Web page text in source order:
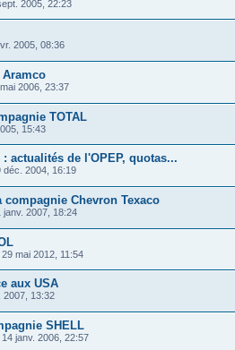
2005, 22:23
2005, 08:36
Aramco
2006, 23:37
TOTAL
15:43
: actualités de l'OPEP, quotas...
déc. 2004, 16:19
compagnie Chevron Texaco
janv. 2007, 18:24
29 mai 2012, 11:54
aux USA
2007, 13:32
SHELL
14 janv. 2006, 22:57